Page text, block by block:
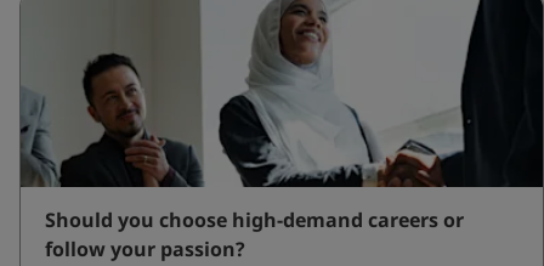
Should you choose high-demand careers or
follow your passion?